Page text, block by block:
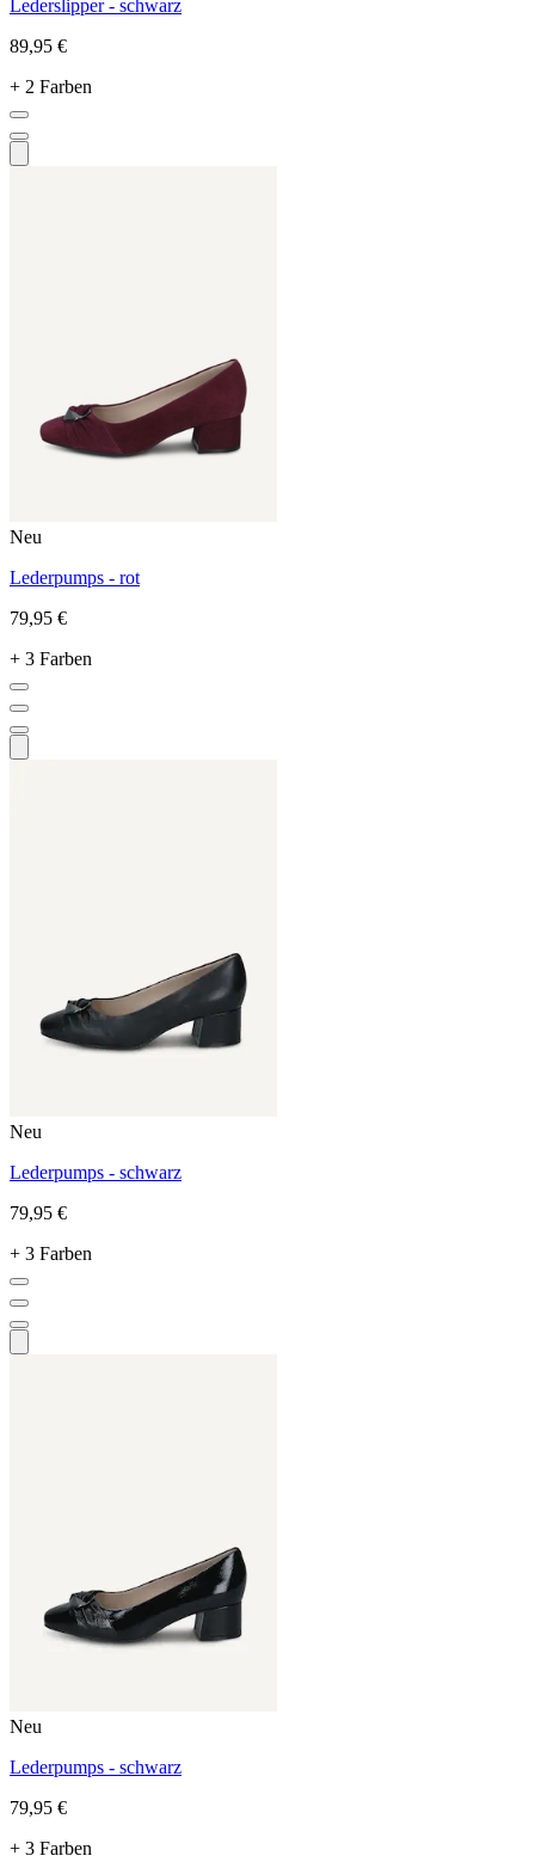
Lederslipper - schwarz
89,95 €
+ 2 Farben
Neu
Lederpumps - rot
79,95 €
+ 3 Farben
Neu
Lederpumps - schwarz
79,95 €
+ 3 Farben
Neu
Lederpumps - schwarz
79,95 €
+ 3 Farben